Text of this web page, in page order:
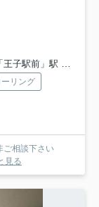
前」駅 徒歩10分
ーリング
ご相談下さい
見る